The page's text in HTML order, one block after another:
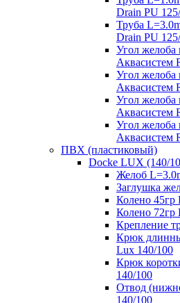
Drain PU
Труба
Drain PU
Угол желоба
Аквасистем
Угол
Аквасистем
Угол желоба
Аквасистем
Угол желоба
Аквасистем
ПВХ (пластиковый)
Docke LUX (140/
Желоб
Заглушка
Колено 45гр
Колено 72гр
Крепление
Крюк
Lux 140/100
Крюк
140/100
Отвод
140/100